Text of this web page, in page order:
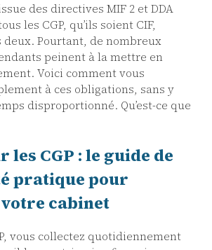
des directives MIF 2 et DDA
les CGP, qu’ils soient CIF,
deux. Pourtant, de nombreux
peinent à la mettre en
Voici comment vous
à ces obligations, sans y
disproportionné. Qu’est-ce que
les CGP : le guide de
pratique pour
cabinet
vous collectez quotidiennement